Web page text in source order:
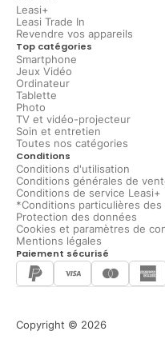
Leasi+
Leasi Trade In
Revendre vos appareils
Top catégories
Smartphone
Jeux Vidéo
Ordinateur
Tablette
Photo
TV et vidéo-projecteur
Soin et entretien
Toutes nos catégories
Conditions
Conditions d'utilisation
Conditions générales de
Conditions de service Leasi+
*Conditions particulières
Protection des données
Cookies et paramètres de
Mentions légales
Paiement sécurisé
Copyright © 2026